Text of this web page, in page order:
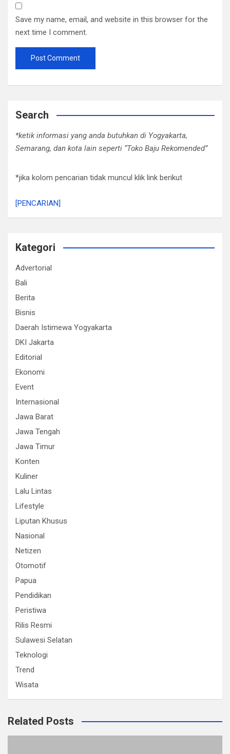
Save my name, email, and website in this browser for the
next time I comment.
Search
*ketik informasi yang anda butuhkan di Yogyakarta,
Semarang, dan kota lain seperti “Toko Baju Rekomended”
*jika kolom pencarian tidak muncul klik link berikut
[PENCARIAN]
Kategori
Advertorial
Bali
Berita
Bisnis
Daerah Istimewa Yogyakarta
DKI Jakarta
Editorial
Ekonomi
Event
Internasional
Jawa Barat
Jawa Tengah
Jawa Timur
Konten
Kuliner
Lalu Lintas
Lifestyle
Liputan Khusus
Nasional
Netizen
Otomotif
Papua
Pendidikan
Peristiwa
Rilis Resmi
Sulawesi Selatan
Teknologi
Trend
Wisata
Related Posts